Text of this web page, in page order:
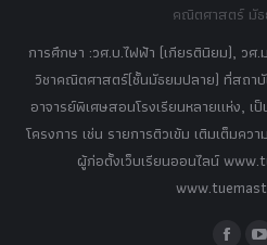
คณิตศาสตร์ มั
การศึกษา :วศ.บ.ไฟฟ้า (เกียรตินิยม), ว
วิชาคณิตศาสตร์(ชั้นมัธยมปลาย) ที่สถาบั
อาจารย์พิเศษสอนโรงเรียนหลายแห่ง,
โครงการ เช่น รายการติวเข้ม เติมเต็มค
ผู้ก่อตั้งเว็บเรียนออนไลน์